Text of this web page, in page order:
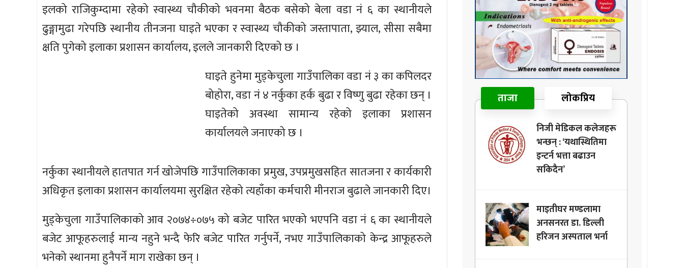
इलको राजिकुम्दामा रहेको स्वास्थ्य चौकीको भवनमा बैठक बसेको बेला वडा नं ६ का स्थानीयले
ढुङ्गामुढा गरेपछि स्थानीय तीनजना घाइते भएका र स्वास्थ्य चौकीको जस्तापाता, झ्याल, सीसा सबैमा
क्षति पुगेको इलाका प्रशासन कार्यालय, इलले जानकारी दिएको छ ।
घाइते हुनेमा मुड्केचुला गाउँपालिका वडा नं ३ का कपिलदर
बोहोरा, वडा नं ४ नर्कुका हर्क बुढा र विष्णु बुढा रहेका छन् ।
घाइतेको अवस्था सामान्य रहेको इलाका प्रशासन
कार्यालयले जनाएको छ ।
नर्कुका स्थानीयले हातपात गर्न खोजेपछि गाउँपालिकाका प्रमुख, उपप्रमुखसहित सातजना र कार्यकारी
अधिकृत इलाका प्रशासन कार्यालयमा सुरक्षित रहेको त्यहाँका कर्मचारी मीनराज बुढाले जानकारी दिए।
मुड्केचुला गाउँपालिकाको आव २०७४÷०७५ को बजेट पारित भएको भएपनि वडा नं ६ का स्थानीयले
बजेट आफूहरुलाई मान्य नहुने भन्दै फेरि बजेट पारित गर्नुपर्ने, नभए गाउँपालिकाको केन्द्र आफूहरुले
भनेको स्थानमा हुनैपर्ने माग राखेका छन् ।
ताजा लोकप्रिय
निजी मेडिकल कलेजहरू
भन्छन् : ‘यथास्थितिमा
इन्टर्न भत्ता बढाउन
सकिदैन’
माइतीघर मण्डलामा
अनसनरत डा. डिल्ली
हरिजन अस्पताल भर्ना